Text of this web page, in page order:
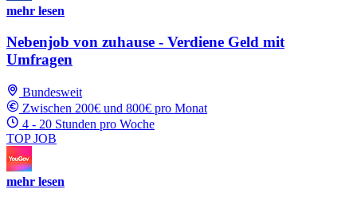
mehr lesen
Nebenjob von zuhause - Verdiene Geld mit
Umfragen
Bundesweit
Zwischen 200€ und 800€ pro Monat
4 - 20 Stunden pro Woche
TOP JOB
mehr lesen